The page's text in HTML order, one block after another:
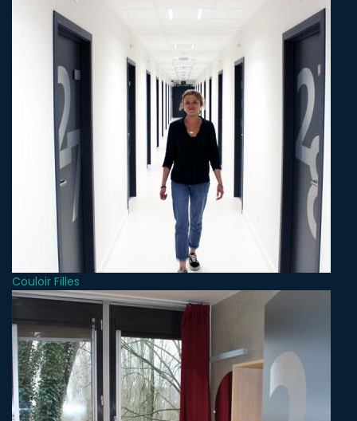
Couloir Filles